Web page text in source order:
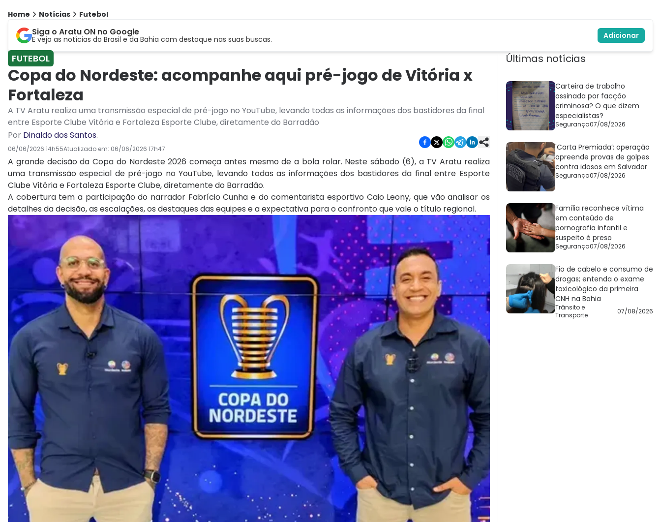
Home Notícias Futebol
Siga o Aratu ON no Google
E veja as notícias do Brasil e da Bahia com destaque nas suas buscas. Adicionar
FUTEBOL
Copa do Nordeste: acompanhe aqui pré-jogo de Vitória x
Fortaleza
A TV Aratu realiza uma transmissão especial de pré-jogo no YouTube, levando todas as informações dos bastidores da final
entre Esporte Clube Vitória e Fortaleza Esporte Clube, diretamente do Barradão
Por Dinaldo dos Santos.
06/06/2026 14h55Atualizado em: 06/06/2026 17h47
A grande decisão da Copa do Nordeste 2026 começa antes mesmo de a bola rolar. Neste sábado (6), a TV Aratu realiza
uma transmissão especial de pré-jogo no YouTube, levando todas as informações dos bastidores da final entre Esporte
Clube Vitória e Fortaleza Esporte Clube, diretamente do Barradão.
A cobertura tem a participação do narrador Fabrício Cunha e do comentarista esportivo Caio Leony, que vão analisar os
detalhes da decisão, as escalações, os destaques das equipes e a expectativa para o confronto que vale o título regional.
Últimas notícias
Carteira de trabalho
assinada por facção
criminosa? O que dizem
especialistas?
Segurança07/08/2026
'Carta Premiada’: operação
apreende provas de golpes
contra idosos em Salvador
Segurança07/08/2026
Família reconhece vítima
em conteúdo de
pornografia infantil e
suspeito é preso
Segurança07/08/2026
Fio de cabelo e consumo de
drogas; entenda o exame
toxicológico da primeira
CNH na Bahia
Trânsito e
Transporte
07/08/2026